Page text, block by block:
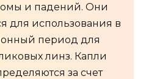
и падений. Они
для использования в
период для
линз. Капли
за счет